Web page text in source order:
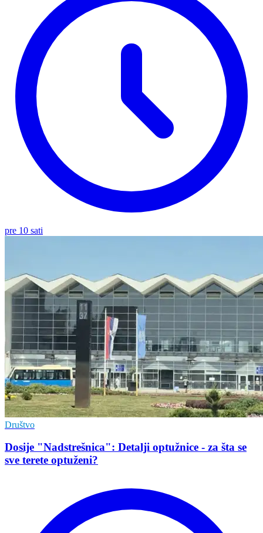
pre 10 sati
Društvo
Dosije "Nadstrešnica": Detalji optužnice - za šta se
sve terete optuženi?